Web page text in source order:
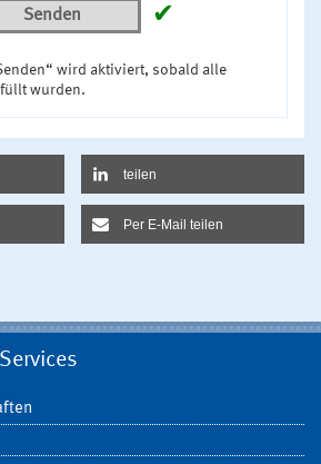
Senden ✔
wird aktiviert, sobald alle
wurden.
teilen
Per E-Mail teilen